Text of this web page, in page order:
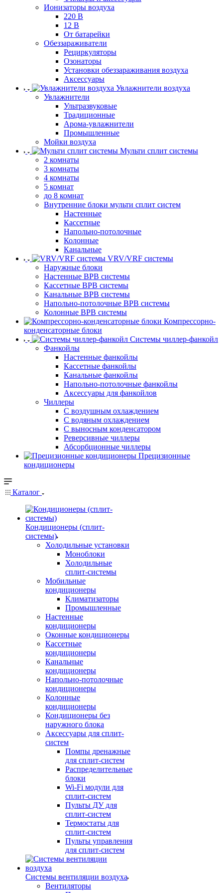
Ионизаторы воздуха
220 В
12 В
От батарейки
Обеззараживатели
Рециркуляторы
Озонаторы
Установки обеззараживания воздуха
Аксессуары
Увлажнители воздуха
Увлажнители
Ультразвуковые
Традиционные
Арома-увлажнители
Промышленные
Мойки воздуха
Мульти сплит системы
2 комнаты
3 комнаты
4 комнаты
5 комнат
до 8 комнат
Внутренние блоки мульти сплит систем
Настенные
Кассетные
Напольно-потолочные
Колонные
Канальные
VRV/VRF системы
Наружные блоки
Настенные ВРВ системы
Кассетные ВРВ системы
Канальные ВРВ системы
Напольно-потолочные ВРВ системы
Колонные ВРВ системы
Компрессорно-
конденсаторные блоки
Системы чиллер-фанкойл
Фанкойлы
Настенные фанкойлы
Кассетные фанкойлы
Канальные фанкойлы
Напольно-потолочные фанкойлы
Аксессуары для фанкойлов
Чиллеры
С воздушным охлаждением
С водяным охлаждением
С выносным конденсатором
Реверсивные чиллеры
Абсорбционные чиллеры
Прецизионные
кондиционеры
Каталог
Кондиционеры (сплит-
системы)
Холодильные установки
Моноблоки
Холодильные
сплит-системы
Мобильные
кондиционеры
Климатизаторы
Промышленные
Настенные
кондиционеры
Оконные кондиционеры
Кассетные
кондиционеры
Канальные
кондиционеры
Напольно-потолочные
кондиционеры
Колонные
кондиционеры
Кондиционеры без
наружного блока
Аксессуары для сплит-
систем
Помпы дренажные
для сплит-систем
Распределительные
блоки
Wi-Fi модули для
сплит-систем
Пульты ДУ для
сплит-систем
Термостаты для
сплит-систем
Пульты управления
для сплит-систем
Системы вентиляции воздуха
Вентиляторы